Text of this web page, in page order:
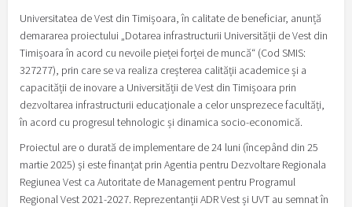
Universitatea de Vest din Timișoara, în calitate de beneficiar, anunță
demararea proiectului „Dotarea infrastructurii Universității de Vest din
Timișoara în acord cu nevoile pieței forței de muncă“ (Cod SMIS:
327277), prin care se va realiza creșterea calității academice și a
capacității de inovare a Universității de Vest din Timișoara prin
dezvoltarea infrastructurii educaționale a celor unsprezece facultăți,
în acord cu progresul tehnologic și dinamica socio-economică.
Proiectul are o durată de implementare de 24 luni (începând din 25
martie 2025) și este finanțat prin Agentia pentru Dezvoltare Regionala
Regiunea Vest ca Autoritate de Management pentru Programul
Regional Vest 2021-2027. Reprezentanții ADR Vest și UVT au semnat în